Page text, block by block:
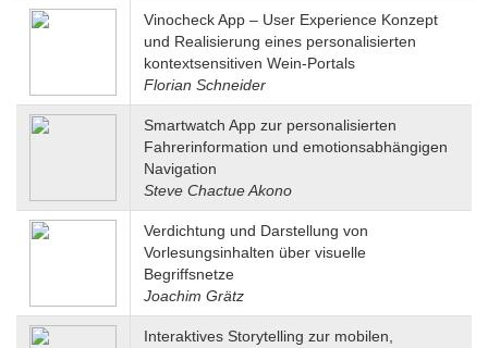
Vinocheck App – User Experience Konzept
und Realisierung eines personalisierten
kontextsensitiven Wein-Portals
Florian Schneider
Smartwatch App zur personalisierten
Fahrerinformation und emotionsabhängigen
Navigation
Steve Chactue Akono
Verdichtung und Darstellung von
Vorlesungsinhalten über visuelle
Begriffsnetze
Joachim Grätz
Interaktives Storytelling zur mobilen,